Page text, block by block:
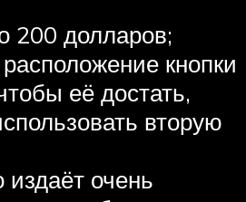
200 долларов;
кнопки
её достать,
вторую
издаёт очень